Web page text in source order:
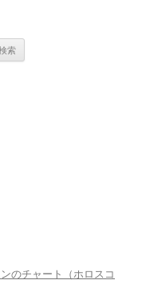
のチャート（ホロスコ